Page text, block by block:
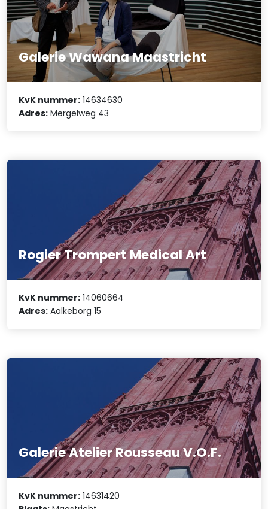
Galerie Wawana Maastricht
KvK nummer: 14634630
Adres: Mergelweg 43
Rogier Trompert Medical Art
KvK nummer: 14060664
Adres: Aalkeborg 15
Galerie Atelier Rousseau V.O.F.
KvK nummer: 14631420